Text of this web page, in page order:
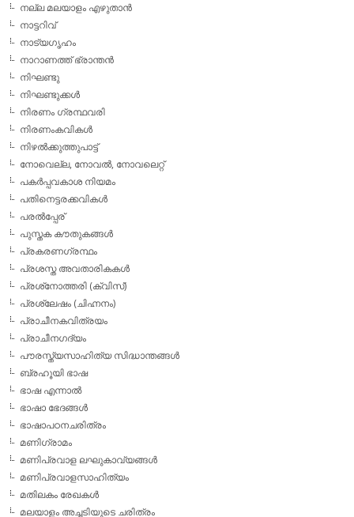
നല്ല മലയാളം എഴുതാന്‍
നാട്ടറിവ്
നാട്യഗൃഹം
നാറാണത്ത് ഭ്രാന്തന്‍
നിഘണ്ടു
നിഘണ്ടുക്കള്‍
നിരണം ഗ്രന്ഥവരി
നിരണംകവികള്‍
നിഴല്‍ക്കുത്തുപാട്ട്
നോവെല്ല, നോവല്‍, നോവലെറ്റ്
പകര്‍പ്പവകാശ നിയമം
പതിനെട്ടരക്കവികള്‍
പരല്‍പ്പേര്
പുസ്തക കൗതുകങ്ങള്‍
പ്രകരണഗ്രന്ഥം
പ്രശസ്ത അവതാരികകള്‍
പ്രശ്‌നോത്തരി (ക്വിസ്)
പ്രശ്ലേഷം (ചിഹ്നനം)
പ്രാചീനകവിത്രയം
പ്രാചീനഗദ്യം
പൗരസ്ത്യസാഹിത്യ സിദ്ധാന്തങ്ങള്‍
ബ്രഹൂയി ഭാഷ
ഭാഷ എന്നാല്‍
ഭാഷാ ഭേദങ്ങള്‍
ഭാഷാപഠനചരിത്രം
മണിഗ്രാമം
മണിപ്രവാള ലഘുകാവ്യങ്ങള്‍
മണിപ്രവാളസാഹിത്യം
മതിലകം രേഖകള്‍
മലയാളം അച്ചടിയുടെ ചരിത്രം